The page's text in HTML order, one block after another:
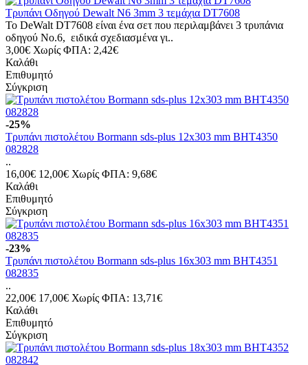
Τρυπάνι Οδηγού Dewalt Ν6 3mm 3 τεμάχια DT7608
Το DeWalt DT7608 είναι ένα σετ που περιλαμβάνει 3 τρυπάνια
οδηγού Νο.6, ειδικά σχεδιασμένα γι..
3,00€ Χωρίς ΦΠΑ: 2,42€
Καλάθι
Επιθυμητό
Σύγκριση
-25%
Τρυπάνι πιστολέτου Bormann sds-plus 12x303 mm BHT4350
082828
..
16,00€ 12,00€ Χωρίς ΦΠΑ: 9,68€
Καλάθι
Επιθυμητό
Σύγκριση
-23%
Τρυπάνι πιστολέτου Bormann sds-plus 16x303 mm BHT4351
082835
..
22,00€ 17,00€ Χωρίς ΦΠΑ: 13,71€
Καλάθι
Επιθυμητό
Σύγκριση